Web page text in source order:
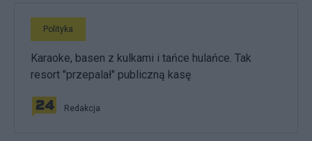
Polityka
Karaoke, basen z kulkami i tańce hulańce. Tak
resort "przepalał" publiczną kasę
Redakcja